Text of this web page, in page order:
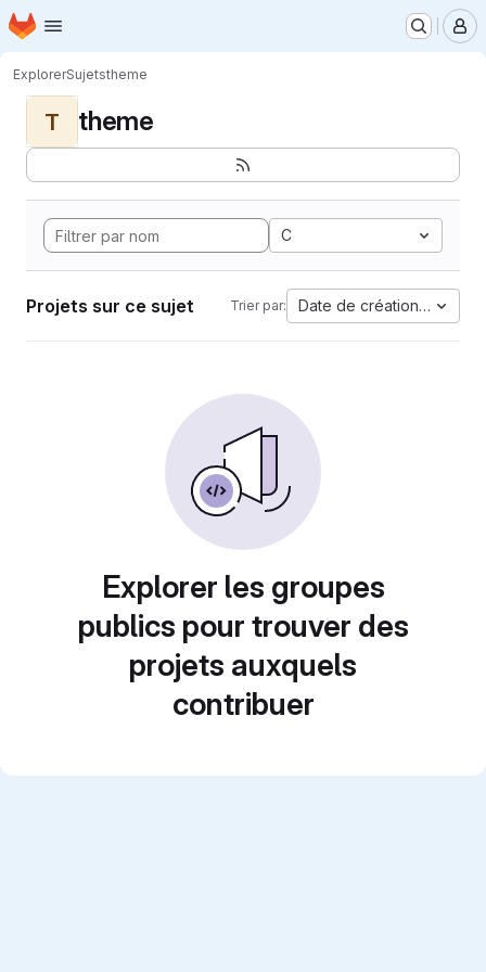
Passer au contenu principal
Page d'accueil
ExplorerSujetstheme
T theme
C
Projets sur ce sujet Trier par: Date de création la plus
Explorer les groupes
publics pour trouver des
projets auxquels
contribuer